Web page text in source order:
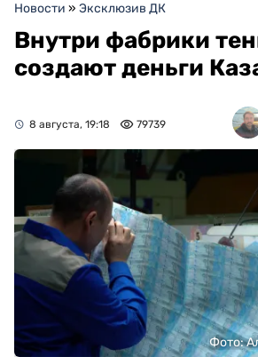
Новости » Эксклюзив ДК
Внутри фабрики
создают деньги
8 августа, 19:18 79739
Фото: